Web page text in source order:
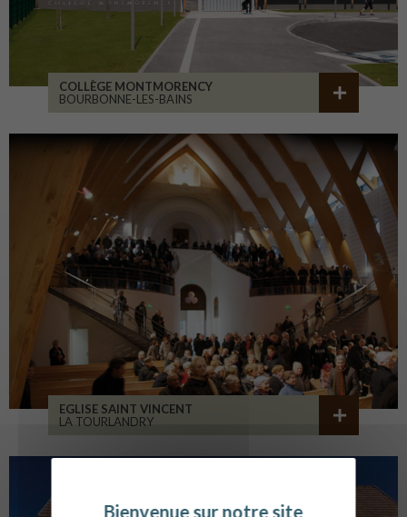
COLLÈGE MONTMORENCY
BOURBONNE-LES-BAINS
EGLISE SAINT VINCENT
LA TOURLANDRY